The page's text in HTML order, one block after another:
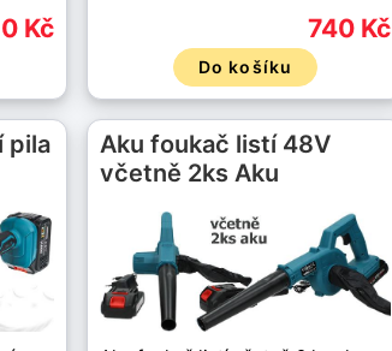
Kč 740 Kč
Do košíku
pila
Aku foukač listí 48V
včetně 2ks Aku